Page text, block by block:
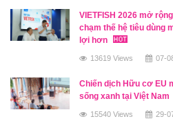
VIETFISH 2026 mở
chạm thế hệ tiêu dùng
lợi hơn
13619 Views 07-
Chiến dịch Hữu cơ EU
sống xanh tại Việt Nam
15540 Views 29-